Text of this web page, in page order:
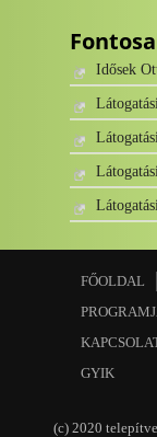
Idősek
FŐOLDAL
GYIK
(c) 2020 telepítve